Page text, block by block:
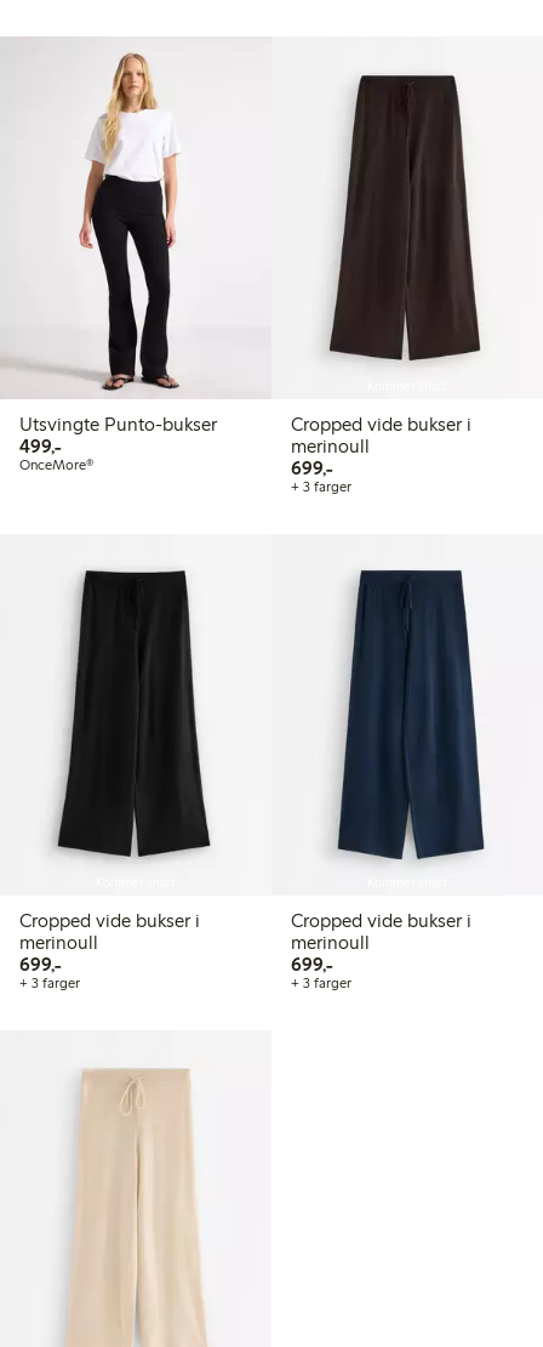
Utsvingte Punto-bukser
499,-499,00 kr
OnceMore®
Cropped vide bukser i
merinoull
699,-699,00 kr
+ 3 farger
Cropped vide bukser i
merinoull
699,-699,00 kr
+ 3 farger
Cropped vide bukser i
merinoull
699,-699,00 kr
+ 3 farger